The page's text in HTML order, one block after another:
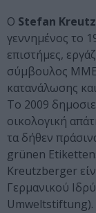
Ο Stefan
γεννημένος το
επιστήμες,
σύμβουλος ΜΜΕ
κατανάλωσης
Το 2009
οικολογική
τα δήθεν
grünen
Kreutzberger
Γερμανικού
Umweltstiftung).